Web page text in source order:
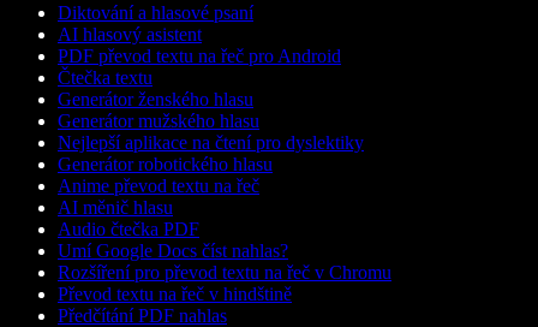
Diktování a hlasové psaní
AI hlasový asistent
PDF převod textu na řeč pro Android
Čtečka textu
Generátor ženského hlasu
Generátor mužského hlasu
Nejlepší aplikace na čtení pro dyslektiky
Generátor robotického hlasu
Anime převod textu na řeč
AI měnič hlasu
Audio čtečka PDF
Umí Google Docs číst nahlas?
Rozšíření pro převod textu na řeč v Chromu
Převod textu na řeč v hindštině
Předčítání PDF nahlas